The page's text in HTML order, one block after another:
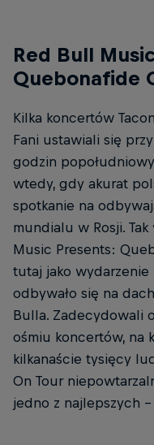
Red Bull
Quebonafide
Kilka koncertów
Fani ustawiali się
godzin
wtedy, gdy akurat
spotkanie na
mundialu w Rosji.
Music Presents:
tutaj jako
odbywało się na
Bulla. Zadecydowali
ośmiu koncertów, na
kilkanaście tysięcy
On Tour
jedno z najlepszych